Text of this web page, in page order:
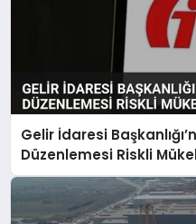
Gelir İdaresi
Düzenlemesi Riskli
Verecek